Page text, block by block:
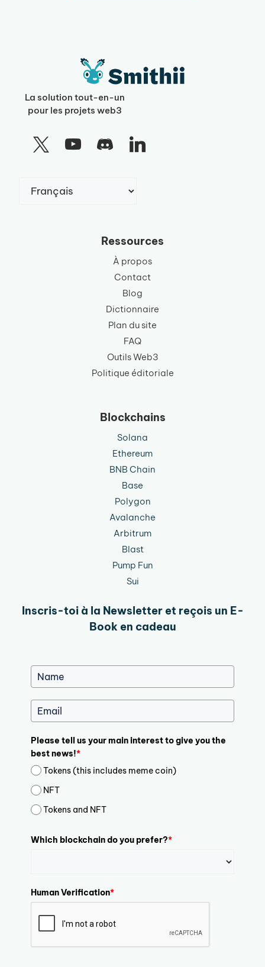
La solution tout-en-un
pour les projets web3
une
Ressources
À propos
Contact
Blog
Dictionnaire
Plan du site
FAQ
Outils Web3
Politique éditoriale
Blockchains
Solana
Ethereum
BNB Chain
Base
Polygon
Avalanche
Arbitrum
Blast
Pump Fun
Sui
Inscris-toi à la Newsletter et reçois un E-
Book en cadeau
Please tell us your main interest to give you the
best news!*
Tokens (this includes meme coin)
NFT
Tokens and NFT
Which blockchain do you prefer?*
Human Verification*